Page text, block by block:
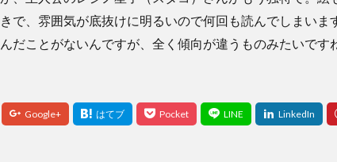
で、雰囲気が底抜けに明るいので何回も読んでしまいま
だことがないんですが、全く傾向が違うものみたいです